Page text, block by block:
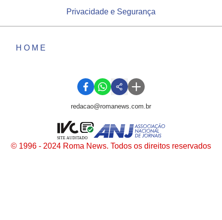
Privacidade e Segurança
HOME
redacao@romanews.com.br
© 1996 - 2024 Roma News. Todos os direitos reservados
SITE AUDITADO